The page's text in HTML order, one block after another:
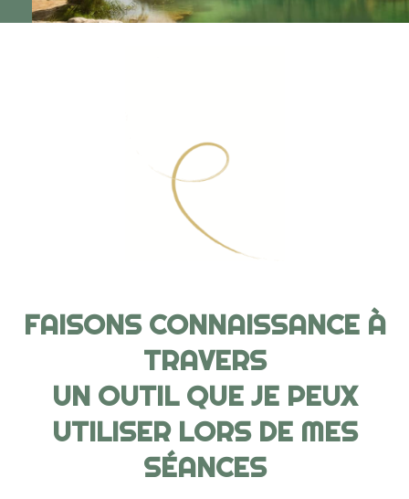
FAISONS CONNAISSANCE À
TRAVERS
UN OUTIL QUE JE PEUX
UTILISER LORS DE MES
SÉANCES